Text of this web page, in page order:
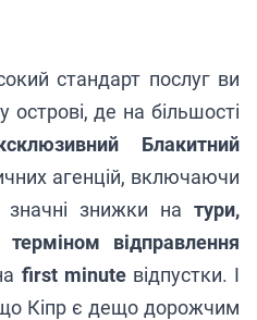
стандарт послуг ви
острові, де на більшості
Блакитний
агенцій, включаючи
знижки на тури,
відправлення
first minuteвідпустки. І
Кіпр є дещо дорожчим